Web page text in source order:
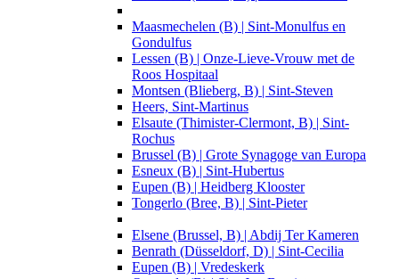
Maasmechelen (B) | Sint-Monulfus en
Gondulfus
Lessen (B) | Onze-Lieve-Vrouw met de
Roos Hospitaal
Montsen (Blieberg, B) | Sint-Steven
Heers, Sint-Martinus
Elsaute (Thimister-Clermont, B) | Sint-
Rochus
Brussel (B) | Grote Synagoge van Europa
Esneux (B) | Sint-Hubertus
Eupen (B) | Heidberg Klooster
Tongerlo (Bree, B) | Sint-Pieter
Elsene (Brussel, B) | Abdij Ter Kameren
Benrath (Düsseldorf, D) | Sint-Cecilia
Eupen (B) | Vredeskerk